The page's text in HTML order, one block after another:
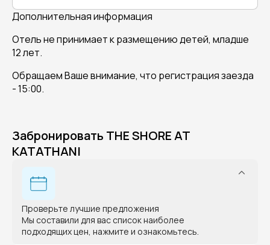
Дополнительная информация
Отель не принимает к размещению детей, младше
12 лет.
Обращаем Ваше внимание, что регистрация заезда
- 15:00.
Забронировать THE SHORE AT
KATATHANI
Проверьте лучшие предложения
Мы составили для вас список наиболее
подходящих цен, нажмите и ознакомьтесь.